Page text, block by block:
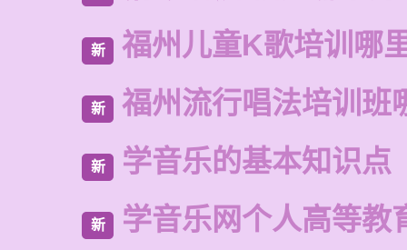
新 福州儿童K歌培训哪
新 福州流行唱法培训班
新 学音乐的基本知识点
新 学音乐网个人高等教